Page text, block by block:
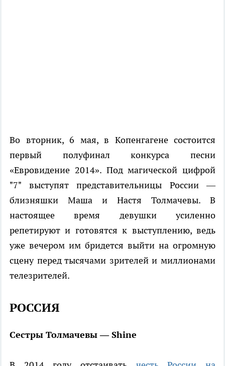
Во вторник, 6 мая, в Копенгагене состоится
первый полуфинал конкурса песни
«Евровидение 2014». Под магической цифрой
"7" выступят представительницы России —
близняшки Маша и Настя Толмачевы. В
настоящее время девушки усиленно
репетируют и готовятся к выступлению, ведь
уже вечером им бридется выйти на огромную
сцену перед тысячами зрителей и миллионами
телезрителей.
РОССИЯ
Сестры Толмачевы — Shine